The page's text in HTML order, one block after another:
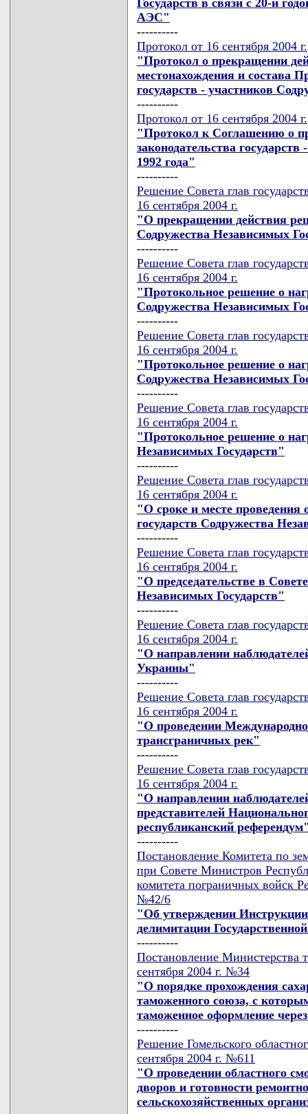
АЭС"
----------
Протокол от 16 сентября 2004 г.
"Протокол о прекращении
местонахождения и состава
государств - участников
----------
Протокол от 16 сентября 2004 г.
"Протокол к Соглашению о
законодательства
1992 года"
----------
Решение Совета глав
16 сентября 2004 г.
"О прекращении действия
Содружества Независимых
----------
Решение Совета глав
16 сентября 2004 г.
"Протокольное решение о
Содружества Независимых
----------
Решение Совета глав
16 сентября 2004 г.
"Протокольное решение о
Содружества Независимых
----------
Решение Совета глав
16 сентября 2004 г.
"Протокольное решение о
Независимых Государств"
----------
Решение Совета глав
16 сентября 2004 г.
"О сроке и месте проведения
государств Содружества
----------
Решение Совета глав
16 сентября 2004 г.
"О председательстве в
Независимых Государств"
----------
Решение Совета глав
16 сентября 2004 г.
"О направлении
Украины"
----------
Решение Совета глав
16 сентября 2004 г.
"О проведении
трансграничных рек"
----------
Решение Совета глав
16 сентября 2004 г.
"О направлении
представителей
республиканский
----------
Постановление Комитета по
при Совете Министров
комитета пограничных войск
№42/6
"Об утверждении
делимитации
----------
Постановление Министерства
сентября 2004 г. №34
"О порядке прохождения
таможенного союза, с
таможенное оформление
----------
Решение Гомельского
сентября 2004 г. №611
"О проведении областного
дворов и готовности
сельскохозяйственных